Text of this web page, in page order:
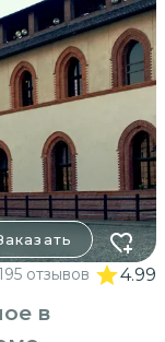
отзывов 4.99
в